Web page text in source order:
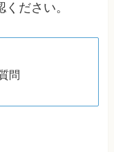
ださい。
問